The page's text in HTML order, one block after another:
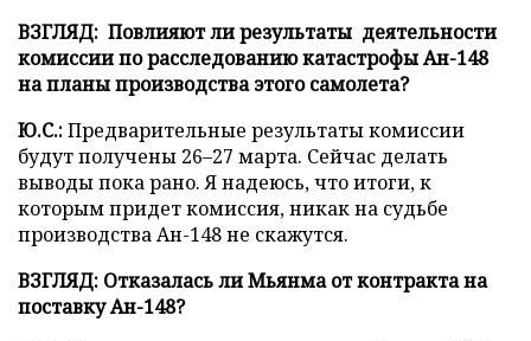
ВЗГЛЯД: Повлияют ли результаты деятельности
комиссии по расследованию катастрофы Ан-148
на планы производства этого самолета?
Ю.С.:Предварительные результаты комиссии
будут получены 26–27 марта. Сейчас делать
выводы пока рано. Я надеюсь, что итоги, к
которым придет комиссия, никак на судьбе
производства Ан-148 не скажутся.
ВЗГЛЯД: Отказалась ли Мьянма от контракта на
поставку Ан-148?